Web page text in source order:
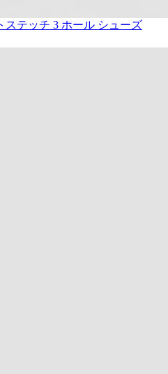
ステッチ 3 ホール シューズ